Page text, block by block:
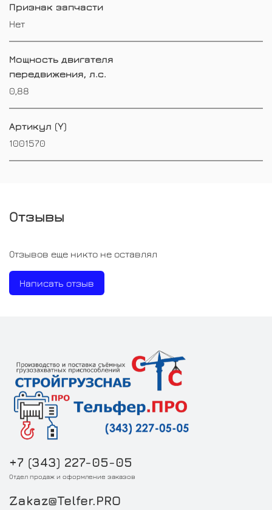
Признак запчасти
Нет
Мощность двигателя
передвижения, л.с.
0,88
Артикул (Y)
1001570
Отзывы
Отзывов еще никто не оставлял
Написать отзыв
+7 (343) 227-05-05
Отдел продаж и оформление заказов
Zakaz@Telfer.PRO